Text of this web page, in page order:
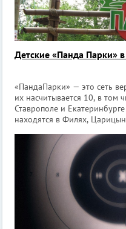
Детские «Панда Парки»
«ПандаПарки» — это сеть
их насчитывается 10, в том
Ставрополе и
находятся в Филях,
экстремальным видом